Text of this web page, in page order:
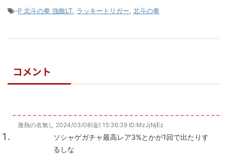
-P 北斗の拳 強敵LT, ラッキートリガー, 北斗の拳
コメント
激熱の名無し 2024/03/08(金) 15:36:39 ID:MzJjNjEz
ソシャゲガチャ最高レア3%とかが1回で出たりす
るしな